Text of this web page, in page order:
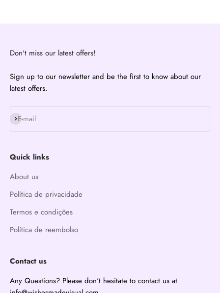
Don't miss our latest offers!
Sign up to our newsletter and be the first to know about our
latest offers.
E-mail
Subscribe
Quick links
About us
Política de privacidade
Termos e condições
Política de reembolso
Contact us
Any Questions? Please don't hesitate to contact us at